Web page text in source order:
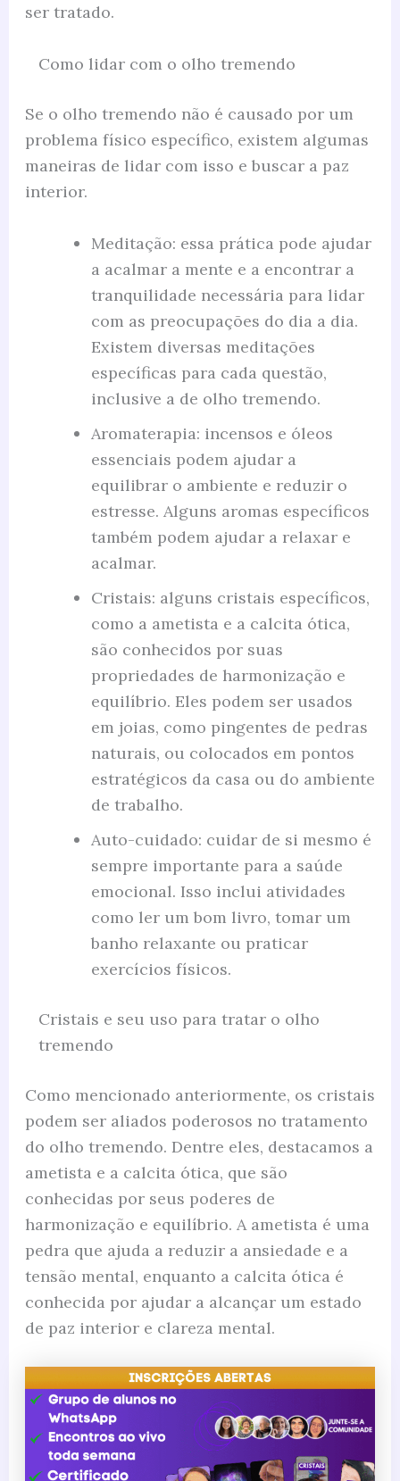
ser tratado.
Como lidar com o olho tremendo
Se o olho tremendo não é causado por um
problema físico específico, existem algumas
maneiras de lidar com isso e buscar a paz
interior.
Meditação: essa prática pode ajudar
a acalmar a mente e a encontrar a
tranquilidade necessária para lidar
com as preocupações do dia a dia.
Existem diversas meditações
específicas para cada questão,
inclusive a de olho tremendo.
Aromaterapia: incensos e óleos
essenciais podem ajudar a
equilibrar o ambiente e reduzir o
estresse. Alguns aromas específicos
também podem ajudar a relaxar e
acalmar.
Cristais: alguns cristais específicos,
como a ametista e a calcita ótica,
são conhecidos por suas
propriedades de harmonização e
equilíbrio. Eles podem ser usados
em joias, como pingentes de pedras
naturais, ou colocados em pontos
estratégicos da casa ou do ambiente
de trabalho.
Auto-cuidado: cuidar de si mesmo é
sempre importante para a saúde
emocional. Isso inclui atividades
como ler um bom livro, tomar um
banho relaxante ou praticar
exercícios físicos.
Cristais e seu uso para tratar o olho
tremendo
Como mencionado anteriormente, os cristais
podem ser aliados poderosos no tratamento
do olho tremendo. Dentre eles, destacamos a
ametista e a calcita ótica, que são
conhecidas por seus poderes de
harmonização e equilíbrio. A ametista é uma
pedra que ajuda a reduzir a ansiedade e a
tensão mental, enquanto a calcita ótica é
conhecida por ajudar a alcançar um estado
de paz interior e clareza mental.